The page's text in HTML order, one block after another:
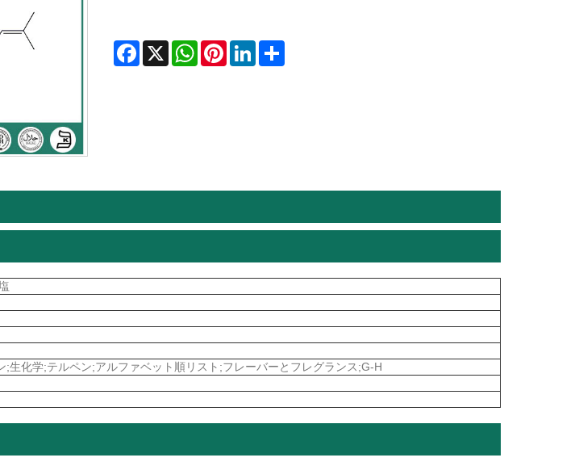
Facebook
X WhatsAppPinterestLinkedInShare
;生化学;テルペン;アルファベット順リスト;フレーバーとフレグランス;G-H